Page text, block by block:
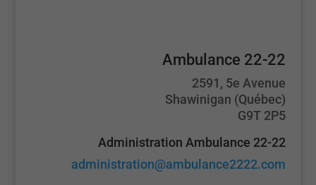
Ambulance 22-22
2591, 5e Avenue
Shawinigan (Québec)
G9T 2P5
Administration Ambulance 22-22
administration@ambulance2222.com